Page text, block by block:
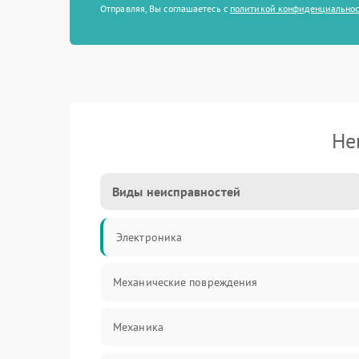
Отправляя, Вы соглашаетесь с политикой
Виды неисправностей
Электроника
Механические повреждения
Механика